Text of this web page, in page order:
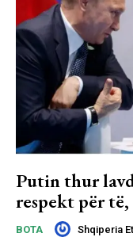
Putin thur
respekt për
BOTA Shqiperia